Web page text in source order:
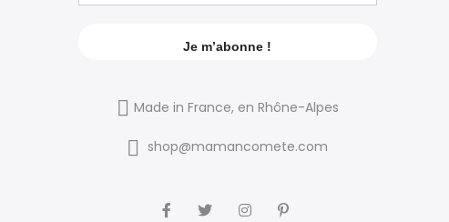
Made in France, en Rhône-Alpes
shop@mamancomete.com